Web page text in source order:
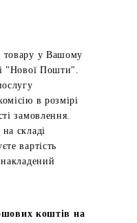
товару у Вашому
"Нової Пошти".
в розмірі
замовлення.
складі
вартість
коштів на